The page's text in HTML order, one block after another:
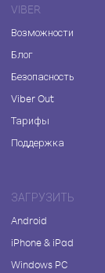
VIBER
Возможности
Блог
Безопасность
Viber Out
Тарифы
Поддержка
ЗАГРУЗИТЬ
Android
iPhone & iPad
Windows PC